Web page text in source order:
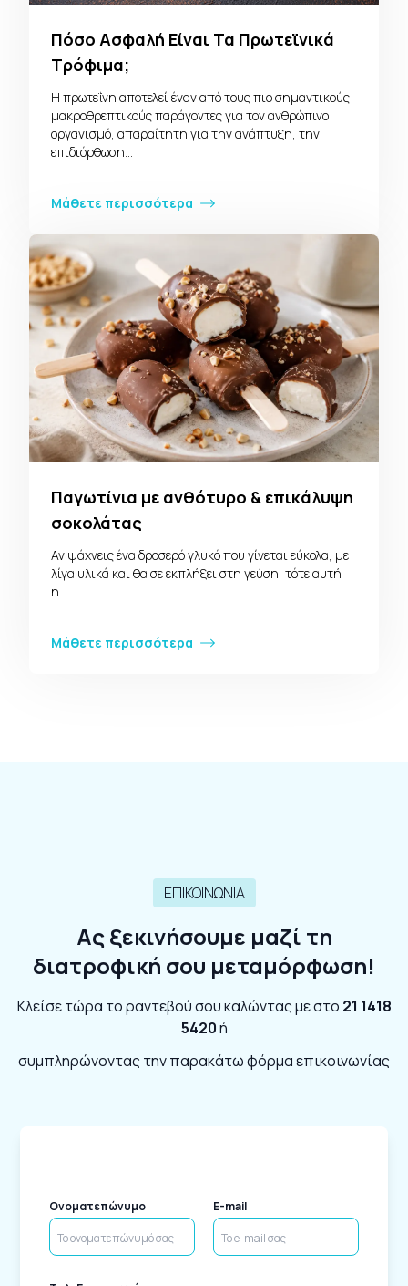
Πόσο Ασφαλή Είναι Τα Πρωτεϊνικά
Τρόφιμα;
Η πρωτεΐνη αποτελεί έναν από τους πιο σημαντικούς
μακροθρεπτικούς παράγοντες για τον ανθρώπινο
οργανισμό, απαραίτητη για την ανάπτυξη, την
επιδιόρθωση…
Μάθετε περισσότερα
Παγωτίνια με ανθότυρο & επικάλυψη
σοκολάτας
Αν ψάχνεις ένα δροσερό γλυκό που γίνεται εύκολα, με
λίγα υλικά και θα σε εκπλήξει στη γεύση, τότε αυτή
η…
Μάθετε περισσότερα
ΕΠΙΚΟΙΝΩΝΙΑ
Ας ξεκινήσουμε μαζί τη
διατροφική σου μεταμόρφωση!
Κλείσε τώρα το ραντεβού σου καλώντας με στο 21 1418
5420ή
συμπληρώνοντας την παρακάτω φόρμα επικοινωνίας
Ονοματεπώνυμο E-mail